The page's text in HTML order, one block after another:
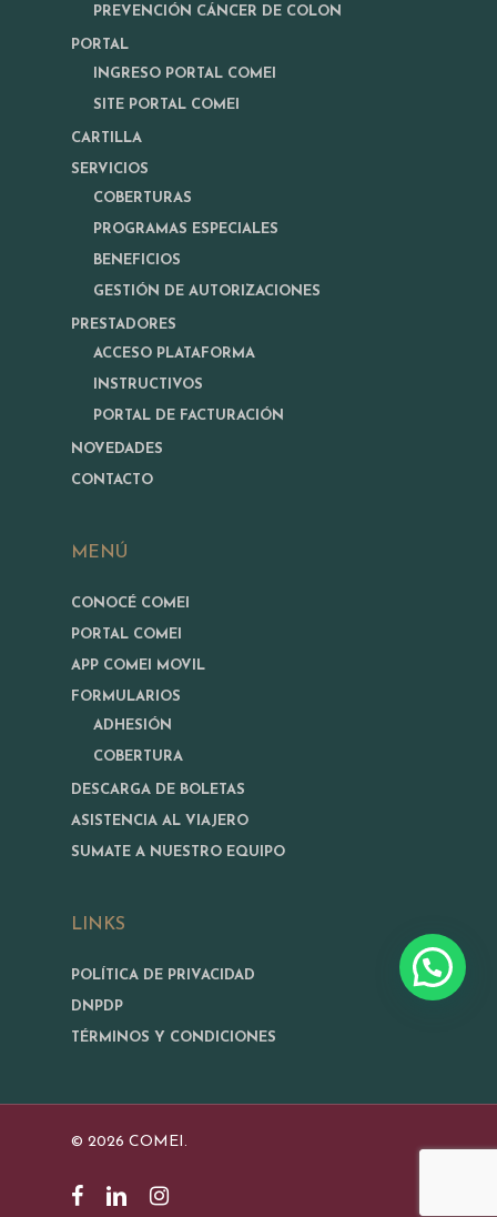
PREVENCIÓN CÁNCER DE COLON
PORTAL
INGRESO PORTAL COMEI
SITE PORTAL COMEI
CARTILLA
SERVICIOS
COBERTURAS
PROGRAMAS ESPECIALES
BENEFICIOS
GESTIÓN DE AUTORIZACIONES
PRESTADORES
ACCESO PLATAFORMA
INSTRUCTIVOS
PORTAL DE FACTURACIÓN
NOVEDADES
CONTACTO
MENÚ
CONOCÉ COMEI
PORTAL COMEI
APP COMEI MOVIL
FORMULARIOS
ADHESIÓN
COBERTURA
DESCARGA DE BOLETAS
ASISTENCIA AL VIAJERO
SUMATE A NUESTRO EQUIPO
LINKS
POLÍTICA DE PRIVACIDAD
DNPDP
TÉRMINOS Y CONDICIONES
© 2026 COMEI.
FACEBOOK
LINKEDININSTAGRAM